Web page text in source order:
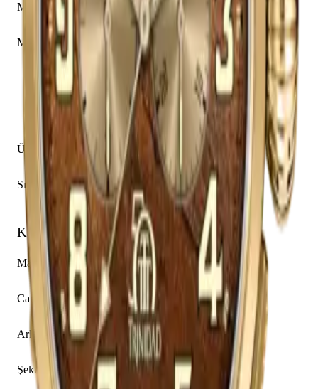
Mekanizma Adı
Zenith caliber El Primero 4069
Mekanizma Açıklaması
Saat
Dakika
Küçük Saniye
Kronograf
Kolon Çarkı
Üretim Yılı
2019 - 2021
Sınırlı Üretim
Evet, 50 adet
Kasa
Malzeme
Sarı Altın
Cam
Safir
Arka Kapak
Kapalı
Şekil